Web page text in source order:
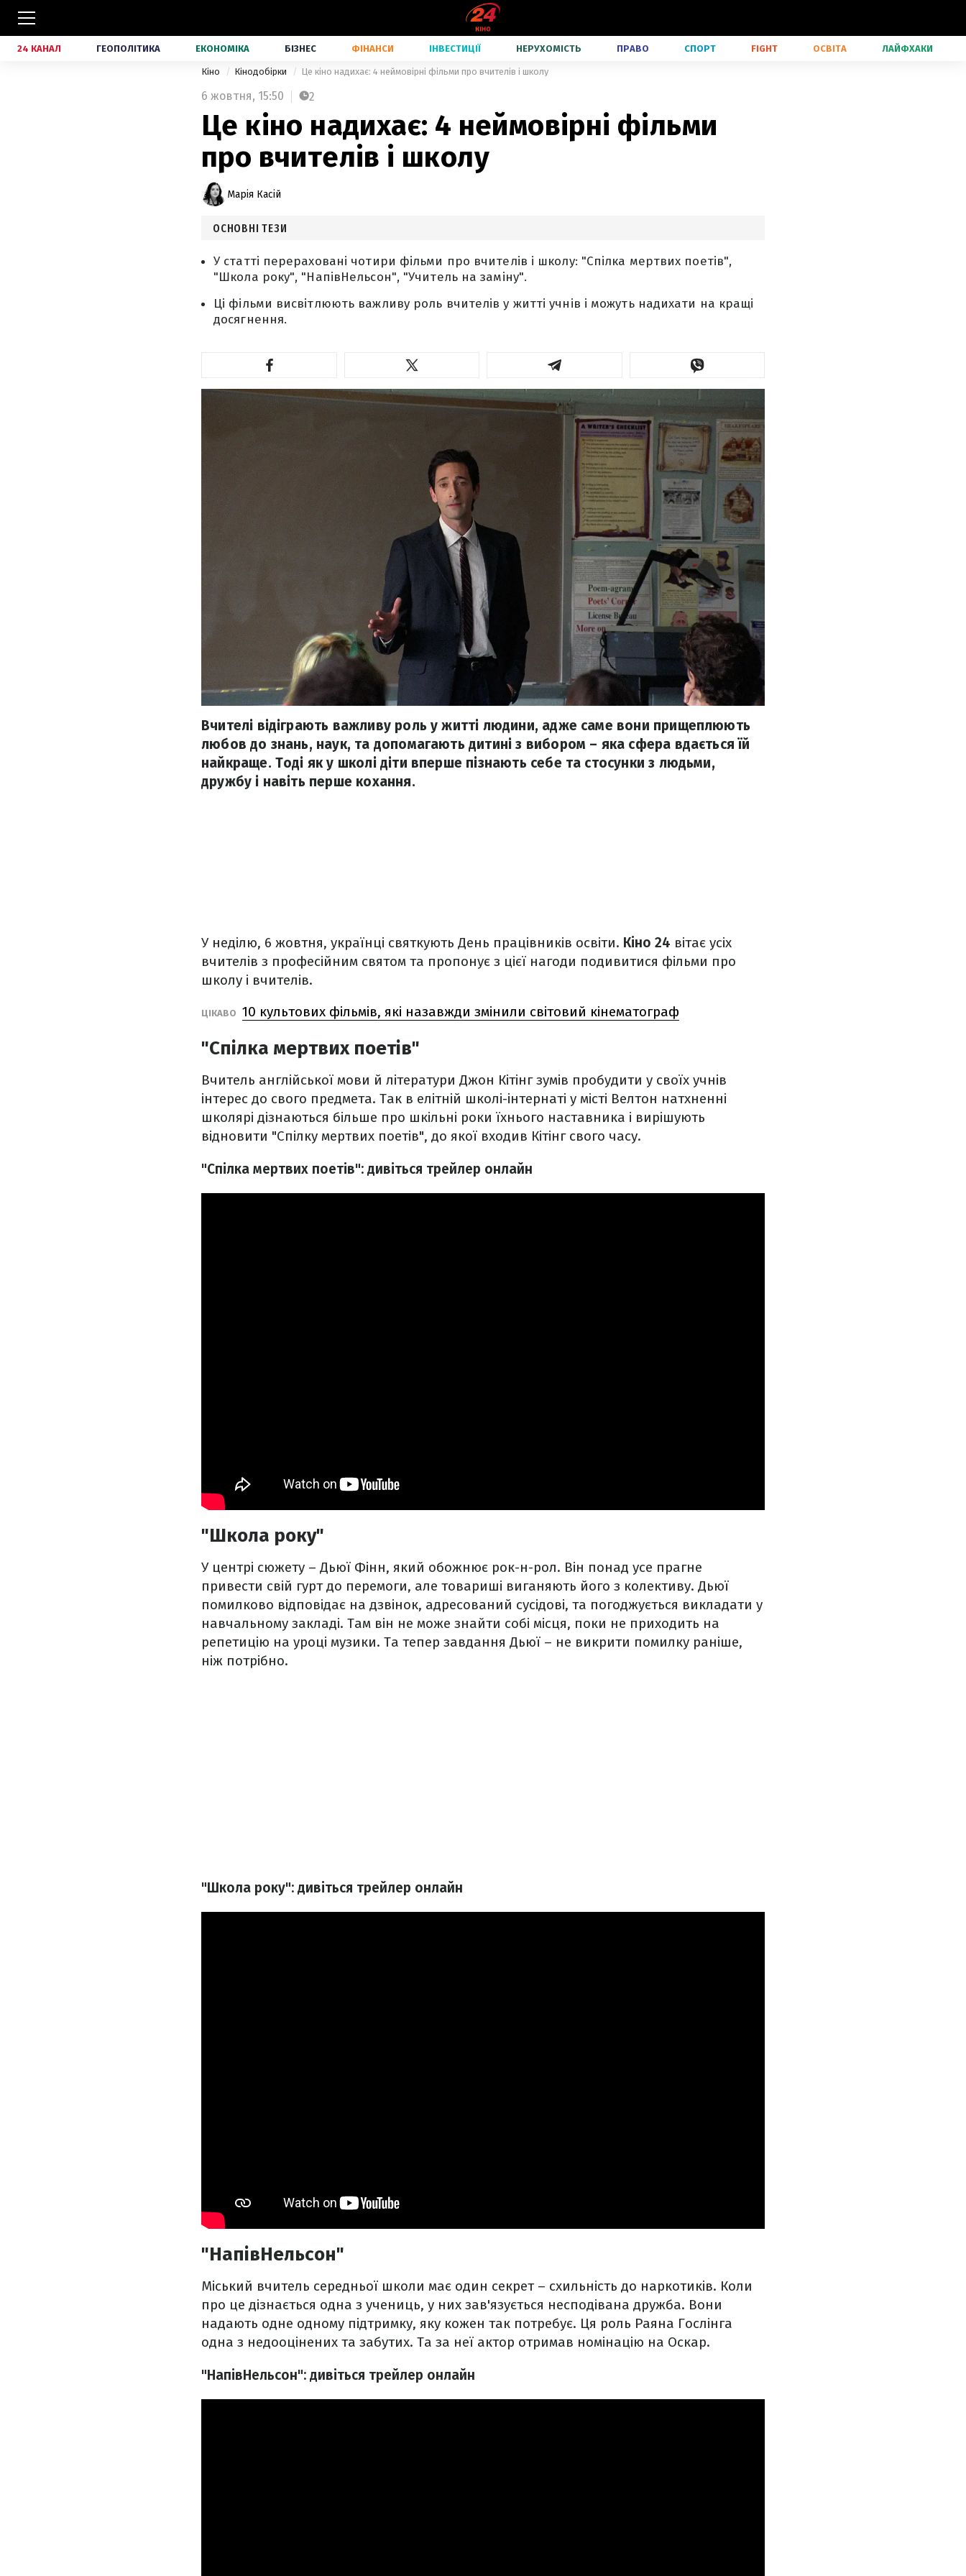
24 КАНАЛ ГЕОПОЛІТИКА ЕКОНОМІКА БІЗНЕС ФІНАНСИ ІНВЕСТИЦІЇ НЕРУХОМІСТЬ ПРАВО СПОРТ FIGHT ОСВІТА ЛАЙФХАКИ
Кіно Кінодобірки Це кіно надихає: 4 неймовірні фільми про вчителів і школу
6 жовтня, 15:50 2
Це кіно надихає: 4 неймовірні фільми
про вчителів і школу
Марія Касій
ОСНОВНІ ТЕЗИ
У статті перераховані чотири фільми про вчителів і школу: "Спілка мертвих поетів",
"Школа року", "НапівНельсон", "Учитель на заміну".
Ці фільми висвітлюють важливу роль вчителів у житті учнів і можуть надихати на кращі
досягнення.
Вчителі відіграють важливу роль у житті людини, адже саме вони прищеплюють
любов до знань, наук, та допомагають дитині з вибором – яка сфера вдається їй
найкраще. Тоді як у школі діти вперше пізнають себе та стосунки з людьми,
дружбу і навіть перше кохання.
У неділю, 6 жовтня, українці святкують День працівників освіти. Кіно 24 вітає усіх
вчителів з професійним святом та пропонує з цієї нагоди подивитися фільми про
школу і вчителів.
ЦІКАВО 10 культових фільмів, які назавжди змінили світовий кінематограф
"Спілка мертвих поетів"
Вчитель англійської мови й літератури Джон Кітінг зумів пробудити у своїх учнів
інтерес до свого предмета. Так в елітній школі-інтернаті у місті Велтон натхненні
школярі дізнаються більше про шкільні роки їхнього наставника і вирішують
відновити "Спілку мертвих поетів", до якої входив Кітінг свого часу.
"Спілка мертвих поетів": дивіться трейлер онлайн
"Школа року"
У центрі сюжету – Дьюї Фінн, який обожнює рок-н-рол. Він понад усе прагне
привести свій гурт до перемоги, але товариші виганяють його з колективу. Дьюї
помилково відповідає на дзвінок, адресований сусідові, та погоджується викладати у
навчальному закладі. Там він не може знайти собі місця, поки не приходить на
репетицію на уроці музики. Та тепер завдання Дьюї – не викрити помилку раніше,
ніж потрібно.
"Школа року": дивіться трейлер онлайн
"НапівНельсон"
Міський вчитель середньої школи має один секрет – схильність до наркотиків. Коли
про це дізнається одна з учениць, у них зав'язується несподівана дружба. Вони
надають одне одному підтримку, яку кожен так потребує. Ця роль Раяна Гослінга
одна з недооцінених та забутих. Та за неї актор отримав номінацію на Оскар.
"НапівНельсон": дивіться трейлер онлайн